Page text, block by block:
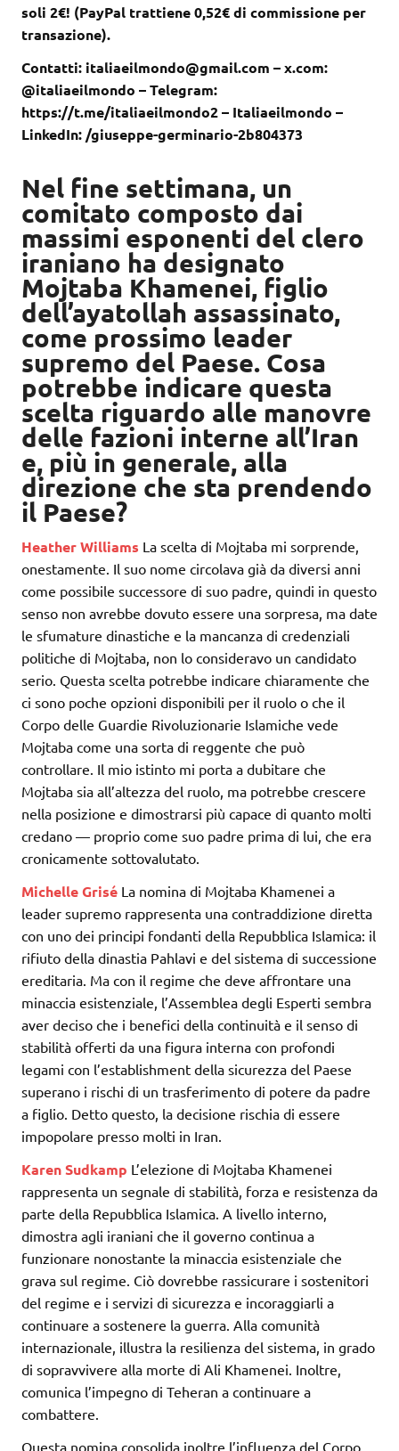
soli 2€! (PayPal trattiene 0,52€ di commissione per
transazione).
Contatti: italiaeilmondo@gmail.com – x.com:
@italiaeilmondo – Telegram:
https://t.me/italiaeilmondo2 – Italiaeilmondo –
LinkedIn: /giuseppe-germinario-2b804373
Nel fine settimana, un
comitato composto dai
massimi esponenti del clero
iraniano ha designato
Mojtaba Khamenei, figlio
dell’ayatollah assassinato,
come prossimo leader
supremo del Paese. Cosa
potrebbe indicare questa
scelta riguardo alle manovre
delle fazioni interne all’Iran
e, più in generale, alla
direzione che sta prendendo
il Paese?
Heather Williams La scelta di Mojtaba mi sorprende,
onestamente. Il suo nome circolava già da diversi anni
come possibile successore di suo padre, quindi in questo
senso non avrebbe dovuto essere una sorpresa, ma date
le sfumature dinastiche e la mancanza di credenziali
politiche di Mojtaba, non lo consideravo un candidato
serio. Questa scelta potrebbe indicare chiaramente che
ci sono poche opzioni disponibili per il ruolo o che il
Corpo delle Guardie Rivoluzionarie Islamiche vede
Mojtaba come una sorta di reggente che può
controllare. Il mio istinto mi porta a dubitare che
Mojtaba sia all’altezza del ruolo, ma potrebbe crescere
nella posizione e dimostrarsi più capace di quanto molti
credano — proprio come suo padre prima di lui, che era
cronicamente sottovalutato.
Michelle Grisé La nomina di Mojtaba Khamenei a
leader supremo rappresenta una contraddizione diretta
con uno dei principi fondanti della Repubblica Islamica: il
rifiuto della dinastia Pahlavi e del sistema di successione
ereditaria. Ma con il regime che deve affrontare una
minaccia esistenziale, l’Assemblea degli Esperti sembra
aver deciso che i benefici della continuità e il senso di
stabilità offerti da una figura interna con profondi
legami con l’establishment della sicurezza del Paese
superano i rischi di un trasferimento di potere da padre
a figlio. Detto questo, la decisione rischia di essere
impopolare presso molti in Iran.
Karen Sudkamp L’elezione di Mojtaba Khamenei
rappresenta un segnale di stabilità, forza e resistenza da
parte della Repubblica Islamica. A livello interno,
dimostra agli iraniani che il governo continua a
funzionare nonostante la minaccia esistenziale che
grava sul regime. Ciò dovrebbe rassicurare i sostenitori
del regime e i servizi di sicurezza e incoraggiarli a
continuare a sostenere la guerra. Alla comunità
internazionale, illustra la resilienza del sistema, in grado
di sopravvivere alla morte di Ali Khamenei. Inoltre,
comunica l’impegno di Teheran a continuare a
combattere.
Questa nomina consolida inoltre l’influenza del Corpo